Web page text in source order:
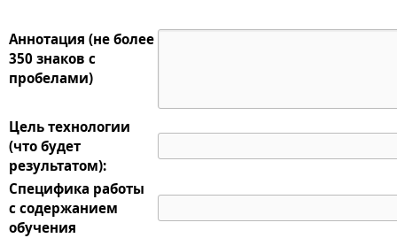
Аннотация (не более
350 знаков с
пробелами)
Цель технологии
(что будет
результатом):
Специфика работы
с содержанием
обучения